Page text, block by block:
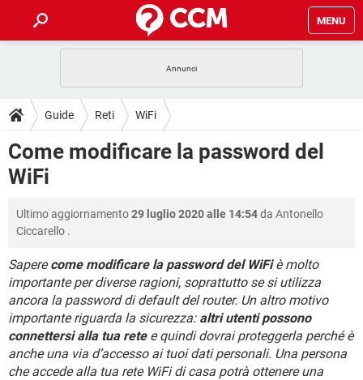
MENU
INTRATTENIMENTO
iOS WINDOWS 10
INSTAGRAM
HARDWARE
GUIDE
COVID-19
INTRATTENIMENTO ANDROID
INSTAGRAM WHATSAPP
HARDWARE
DOWNLOAD
COVID-19
iOS
INSTAGRAM WHATSAPP
TIKTOK FACEBOOK
HARDWARE
FORUM
COVID-19 GAMING
iOS WINDOWS 10
INSTAGRAM WHATSAPP
TIKTOK FACEBOOK
HARDWARE
GLOSSARIO
COVID-19 GAMING
INTRATTENIMENTO ANDROID
iOS WINDOWS 10
INSTAGRAM WHATSAPP
TIKTOK FACEBOOK
Guide Reti WiFi
Come modificare la password del
WiFi
Ultimo aggiornamento29 luglio 2020 alle 14:54da Antonello
Ciccarello .
Saperecome modificare la password del WiFiè molto
importante per diverse ragioni, soprattutto se si utilizza
ancora la password di default del router. Un altro motivo
importante riguarda la sicurezza: altri utenti possono
connettersi alla tua retee quindi dovrai proteggerla perché è
anche una via d’accesso ai tuoi dati personali. Una persona
che accede alla tua rete WiFi di casa potrà ottenere una